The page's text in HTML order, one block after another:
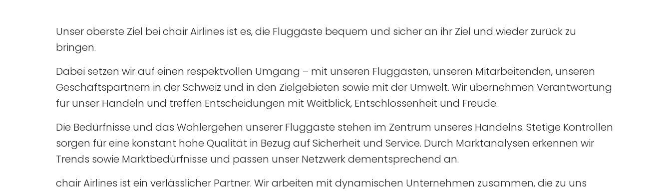
Unser oberste Ziel bei chair Airlines ist es‚ die Fluggäste bequem und sicher an ihr Ziel und wieder zurück zu
bringen.
Dabei setzen wir auf einen respektvollen Umgang – mit unseren Fluggästen‚ unseren Mitarbeitenden‚ unseren
Geschäftspartnern in der Schweiz und in den Zielgebieten sowie mit der Umwelt. Wir übernehmen Verantwortung
für unser Handeln und treffen Entscheidungen mit Weitblick‚ Entschlossenheit und Freude.
Die Bedürfnisse und das Wohlergehen unserer Fluggäste stehen im Zentrum unseres Handelns. Stetige Kontrollen
sorgen für eine konstant hohe Qualität in Bezug auf Sicherheit und Service. Durch Marktanalysen erkennen wir
Trends sowie Marktbedürfnisse und passen unser Netzwerk dementsprechend an.
chair Airlines ist ein verlässlicher Partner. Wir arbeiten mit dynamischen Unternehmen zusammen‚ die zu uns